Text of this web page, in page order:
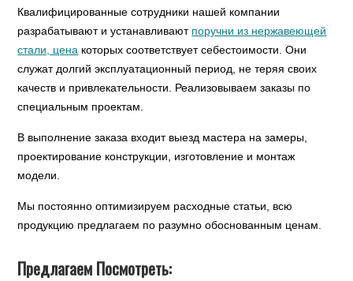
Квалифицированные сотрудники нашей компании
разрабатывают и устанавливают поручни из нержавеющей
стали, цена которых соответствует себестоимости. Они
служат долгий эксплуатационный период, не теряя своих
качеств и привлекательности. Реализовываем заказы по
специальным проектам.
В выполнение заказа входит выезд мастера на замеры,
проектирование конструкции, изготовление и монтаж
модели.
Мы постоянно оптимизируем расходные статьи, всю
продукцию предлагаем по разумно обоснованным ценам.
Предлагаем Посмотреть: